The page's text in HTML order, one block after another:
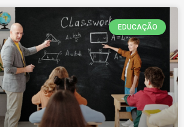
EDUCAÇÃO